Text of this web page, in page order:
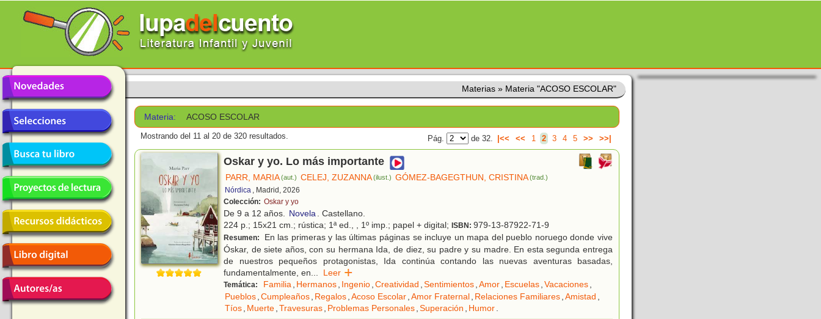
Materias » Materia "ACOSO ESCOLAR"
Materia: ACOSO ESCOLAR
Mostrando del 11 al 20 de 320 resultados. Pág. de 32. |<< << 1 2 3 4 5 >> >>|
Oskar y yo. Lo más importante
PARR, MARIA(aut.) CELEJ, ZUZANNA(ilust.) GÓMEZ-BAGEGTHUN, CRISTINA(trad.)
Nórdica , Madrid, 2026
Colección: Oskar y yo
De 9 a 12 años. Novela. Castellano.
224 p.; 15x21 cm.; rústica; 1ª ed., , 1º imp.; papel + digital; ISBN: 979-13-87922-71-9
Resumen:
En las primeras y las últimas páginas se incluye un mapa del pueblo noruego donde vive
Óskar, de siete años, con su hermana Ida, de diez, su padre y su madre. En esta segunda entrega
de nuestros pequeños protagonistas, Ida continúa contando las nuevas aventuras basadas,
fundamentalmente, en... Leer
Temática: Familia, Hermanos, Ingenio,Creatividad ,Sentimientos,Amor, Escuelas,Vacaciones,
Pueblos,Cumpleaños, Regalos,Acoso Escolar,Amor Fraternal, Relaciones Familiares,Amistad ,
Tíos, Muerte,Travesuras, Problemas Personales,Superación , Humor.